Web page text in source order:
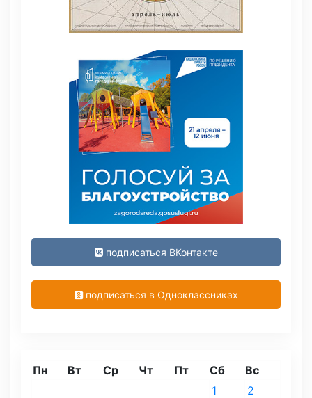
подписаться ВКонтакте
подписаться в Одноклассниках
Пн Вт Ср Чт Пт Сб Вс
1
2